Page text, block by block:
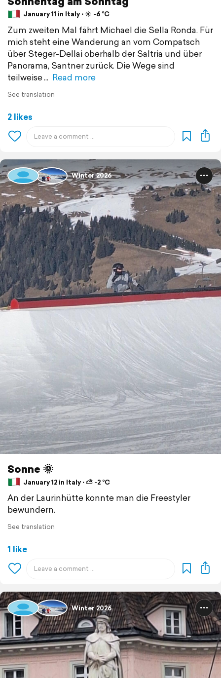
January 11 in Italy ⋅ ☀️ -6 °C
Zum zweiten Mal fährt Michael die Sella Ronda. Für
mich steht eine Wanderung an vom Compatsch
über Steger-Dellai oberhalb der Saltria und über
Panorama, Santner zurück. Die Wege sind
teilweise
Read more
See translation
2 likes
Winter 2026
Sonne 🌞
January 12 in Italy ⋅ ⛅ -2 °C
An der Laurinhütte konnte man die Freestyler
bewundern.
See translation
1 like
Winter 2026